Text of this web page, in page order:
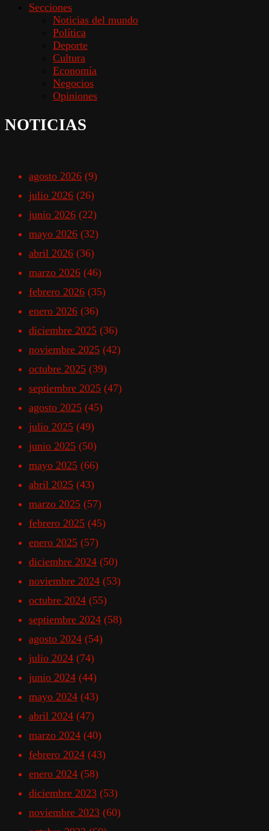
Secciones
Noticias del mundo
Política
Deporte
Cultura
Economía
Negocios
Opiniones
NOTICIAS
agosto 2026 (9)
julio 2026 (26)
junio 2026 (22)
mayo 2026 (32)
abril 2026 (36)
marzo 2026 (46)
febrero 2026 (35)
enero 2026 (36)
diciembre 2025 (36)
noviembre 2025 (42)
octubre 2025 (39)
septiembre 2025 (47)
agosto 2025 (45)
julio 2025 (49)
junio 2025 (50)
mayo 2025 (66)
abril 2025 (43)
marzo 2025 (57)
febrero 2025 (45)
enero 2025 (57)
diciembre 2024 (50)
noviembre 2024 (53)
octubre 2024 (55)
septiembre 2024 (58)
agosto 2024 (54)
julio 2024 (74)
junio 2024 (44)
mayo 2024 (43)
abril 2024 (47)
marzo 2024 (40)
febrero 2024 (43)
enero 2024 (58)
diciembre 2023 (53)
noviembre 2023 (60)